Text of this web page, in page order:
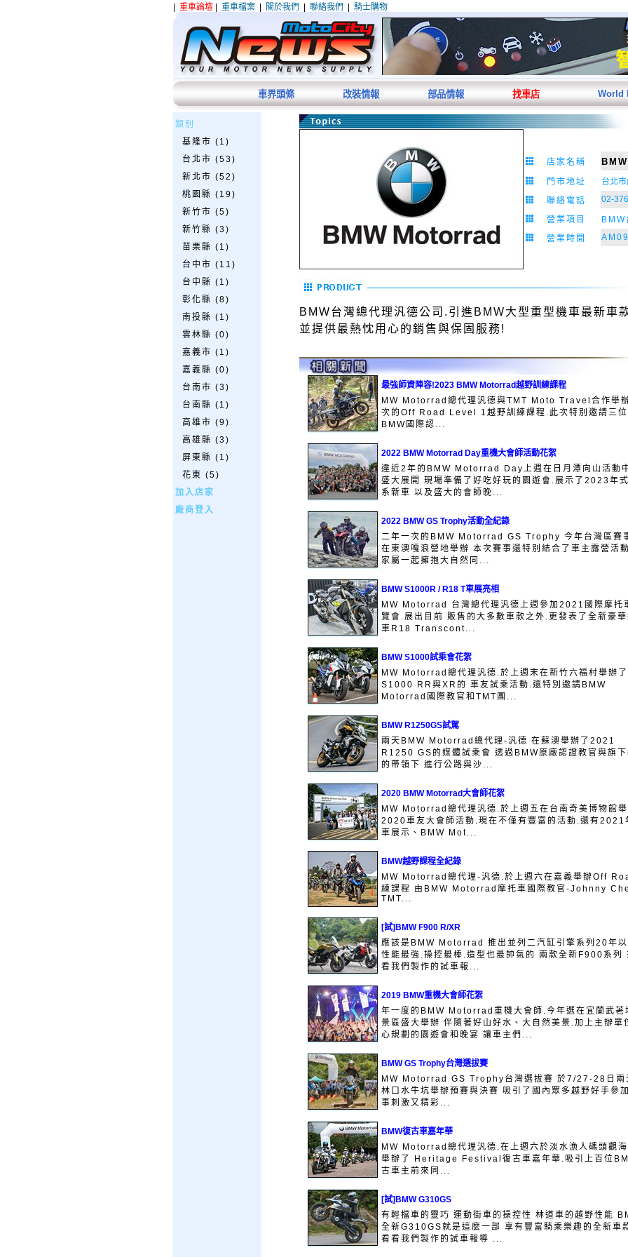
重車論壇 重車檔案 關於我們 聯絡我們 騎士購物
車界頭條 改裝情報 部品情報 找車店 World
類別
基隆市 (1)
台北市 (53)
新北市 (52)
桃園縣 (19)
新竹市 (5)
新竹縣 (3)
苗栗縣 (1)
台中市 (11)
台中縣 (1)
彰化縣 (8)
南投縣 (1)
雲林縣 (0)
嘉義市 (1)
嘉義縣 (0)
台南市 (3)
台南縣 (1)
高雄市 (9)
高雄縣 (3)
屏東縣 (1)
花東 (5)
加入店家
廠商登入
店家名稱
門市地址
台北
聯絡電話
02-
營業項目
BMW
營業時間
BMW台灣總代理汎德公司.引進BMW大型重型機車最新車
並提供最熱忱用心的銷售與保固服務!
最強師資陣容!2023 BMW Motorrad越野訓練課程
MW Motorrad總代理汎德與TMT Moto Travel合作舉
次的Off Road Level 1越野訓練課程.此次特別邀請三位
BMW國際認...
2022 BMW Motorrad Day重機大會師活動花絮
違近2年的BMW Motorrad Day上週在日月潭向山活動
盛大展開 現場準備了好吃好玩的園遊會.展示了2023年
系新車 以及盛大的會師晚...
2022 BMW GS Trophy活動全紀錄
二年一次的BMW Motorrad GS Trophy 今年台灣區賽
在東澳嘎浪營地舉辦 本次賽事還特別結合了車主露營活
家屬一起擁抱大自然同...
BMW S1000R / R18 T車展亮相
MW Motorrad 台灣總代理汎德上週參加2021國際摩托
覽會.展出目前 販售的大多數車款之外.更發表了全新豪華
車R18 Transcont...
BMW S1000試乘會花絮
MW Motorrad總代理汎德.於上週末在新竹六福村舉辦了
S1000 RR與XR的 車友試乘活動.還特別邀請BMW
Motorrad國際教官和TMT團...
BMW R1250GS試駕
兩天BMW Motorrad總代理-汎德 在蘇澳舉辦了2021
R1250 GS的媒體試乘會 透過BMW原廠認證教官與旗下
的帶領下 進行公路與沙...
2020 BMW Motorrad大會師花絮
MW Motorrad總代理汎德.於上週五在台南奇美博物館舉
2020車友大會師活動.現在不僅有豐富的活動.還有2021
車展示、BMW Mot...
BMW越野課程全紀錄
MW Motorrad總代理-汎德.於上週六在嘉義舉辦Off
練課程 由BMW Motorrad摩托車國際教官-Johnny
TMT...
[試]BMW F900 R/XR
應該是BMW Motorrad 推出並列二汽缸引擎系列20年以
性能最強.操控最棒.造型也最帥氣的 兩款全新F900系列
看我們製作的試車報...
2019 BMW重機大會師花絮
年一度的BMW Motorrad重機大會師.今年選在宜蘭武荖
景區盛大舉辦 伴隨著好山好水、大自然美景.加上主辦單
心規劃的園遊會和晚宴 讓車主們...
BMW GS Trophy台灣選拔賽
MW Motorrad GS Trophy台灣選拔賽 於7/27-28日兩
林口水牛坑舉辦預賽與決賽 吸引了國內眾多越野好手參
事刺激又精彩...
BMW復古車嘉年華
MW Motorrad總代理汎德.在上週六於淡水漁人碼頭觀海
舉辦了 Heritage Festival復古車嘉年華.吸引上百位
古車主前來同...
[試]BMW G310GS
有輕擋車的靈巧 運動街車的操控性 林道車的越野性能
全新G310GS就是這麼一部 享有豐富騎乘樂趣的全新車
看看我們製作的試車報導 ...